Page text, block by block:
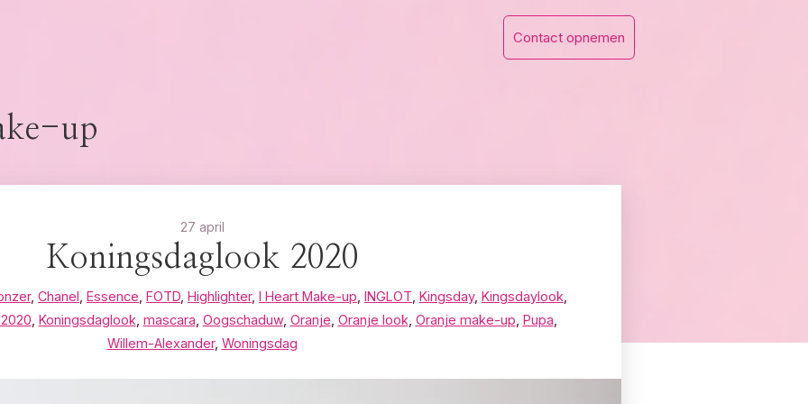
Contact opnemen
up
27 april
Koningsdaglook 2020
, Chanel Essence FOTD Highlighter, I Heart Make-up INGLOT Kingsday, Kingsdaylook
Koningsdaglook mascara Oogschaduw, Oranje Oranje look Oranje make-up Pupa
Willem-Alexander, Woningsdag